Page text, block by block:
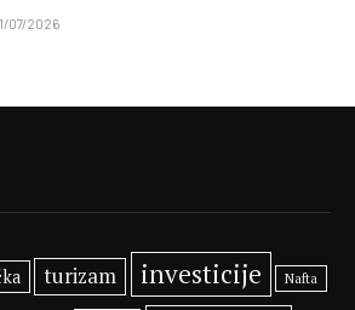
07/2026
turizam investicije Nafta